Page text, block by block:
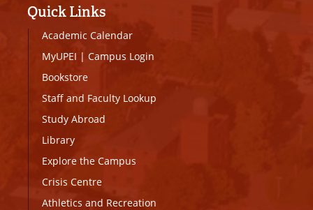
Quick Links
Academic Calendar
MyUPEI | Campus Login
Bookstore
Staff and Faculty Lookup
Study Abroad
Library
Explore the Campus
Crisis Centre
Athletics and Recreation